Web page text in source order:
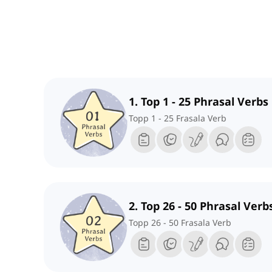
1. Top 1 - 25 Phrasal Verbs
Topp 1 - 25 Frasala Verb
2. Top 26 - 50 Phrasal
Topp 26 - 50 Frasala Verb